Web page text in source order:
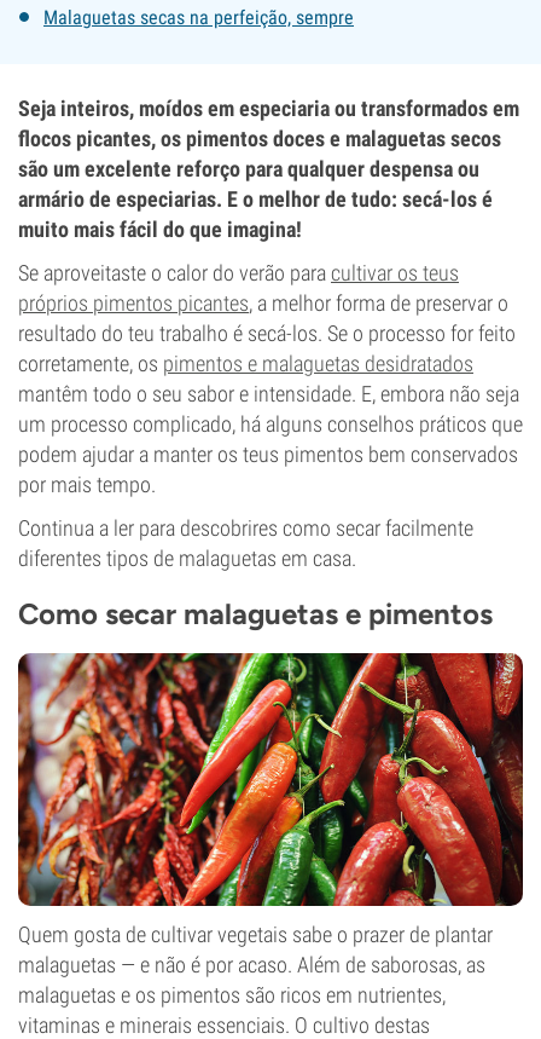
Malaguetas secas na perfeição, sempre
Seja inteiros, moídos em especiaria ou transformados em
flocos picantes, os pimentos doces e malaguetas secos
são um excelente reforço para qualquer despensa ou
armário de especiarias. E o melhor de tudo: secá-los é
muito mais fácil do que imagina!
Se aproveitaste o calor do verão paracultivar os teus
próprios pimentos picantes, a melhor forma de preservar o
resultado do teu trabalho é secá-los. Se o processo for feito
corretamente, os pimentos e malaguetas desidratados
mantêm todo o seu sabor e intensidade. E, embora não seja
um processo complicado, há alguns conselhos práticos que
podem ajudar a manter os teus pimentos bem conservados
por mais tempo.
Continua a ler para descobrires como secar facilmente
diferentes tipos de malaguetas em casa.
Como secar malaguetas e pimentos
Quem gosta de cultivar vegetais sabe o prazer de plantar
malaguetas — e não é por acaso. Além de saborosas, as
malaguetas e os pimentos são ricos em nutrientes,
vitaminas e minerais essenciais. O cultivo destas